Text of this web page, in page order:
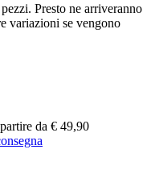
Presto ne arriveranno
variazioni se vengono
da € 49,90